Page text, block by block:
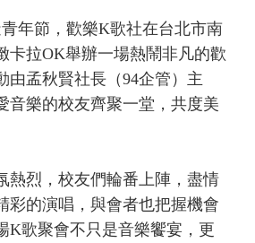
節，歡樂K歌社在台北市南
卡拉OK舉辦一場熱鬧非凡的歡
由孟秋賢社長（94企管）主
音樂的校友齊聚一堂，共度美
烈，校友們輪番上陣，盡情
彩的演唱，與會者也把握機會
K歌聚會不只是音樂饗宴，更